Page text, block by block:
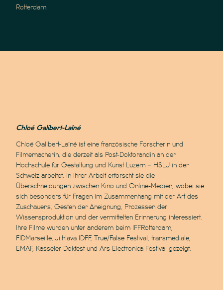
Rotterdam.
Chloé Galibert-Laîné
Chloé Galibert-Laîné ist eine französische Forscherin und
Filmemacherin, die derzeit als Post-Doktorandin an der
Hochschule für Gestaltung und Kunst Luzern – HSLU in der
Schweiz arbeitet. In ihrer Arbeit erforscht sie die
Überschneidungen zwischen Kino und Online-Medien, wobei sie
sich besonders für Fragen im Zusammenhang mit der Art des
Zuschauens, Gesten der Aneignung, Prozessen der
Wissensproduktion und der vermittelten Erinnerung interessiert.
Ihre Filme wurden unter anderem beim IFFRotterdam,
FIDMarseille, Ji.hlava IDFF, True/False Festival, transmediale,
EMAF, Kasseler Dokfest und Ars Electronica Festival gezeigt.